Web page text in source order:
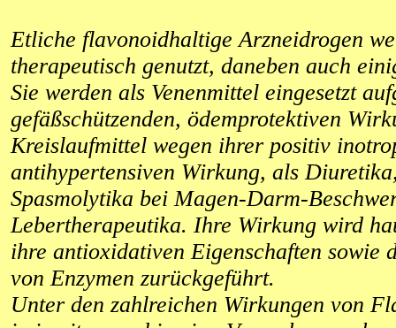
Etliche flavonoidhaltige Arzneidrogen
therapeutisch genutzt, daneben auch
Sie werden als Venenmittel eingesetzt
gefäßschützenden, ödemprotektiven
Kreislaufmittel wegen ihrer positiv
antihypertensiven Wirkung, als
Spasmolytika bei Magen-Darm-
Lebertherapeutika. Ihre Wirkung wird
ihre antioxidativen Eigenschaften sowie
von Enzymen zurückgeführt.
Unter den zahlreichen Wirkungen von